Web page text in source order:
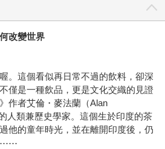
改變世界
。這個看似再日常不過的飲料，卻深
僅是一種飲品，更是文化交織的見證
作者艾倫・麥法蘭（Alan
人類兼歷史學家。這個生於印度的茶
他的童年時光，並在離開印度後，仍
⋯⋯